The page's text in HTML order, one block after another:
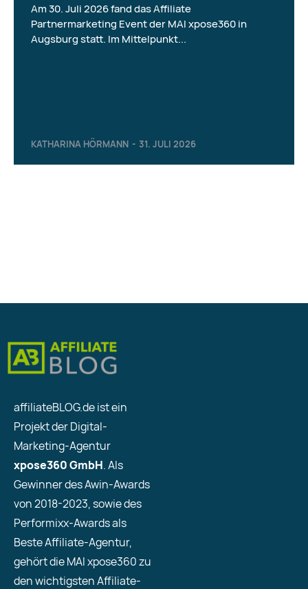
KATHARINA HÖRMANN - 31. JULI 2026
Am 30. Juli 2026 fand das Affiliate
Partnermarketing Event der MAI xpose360 in
Augsburg statt. Im Mittelpunkt...
affiliateBLOG.de ist ein
Projekt der Digital-
Marketing-Agentur
xpose360 GmbH. Als
Gewinner des Awin-Awards
von 2018-2023, sowie des
Performixx-Awards als
Beste Affiliate-Agentur,
gehört die MAI xpose360 zu
den wichtigsten Affiliate-